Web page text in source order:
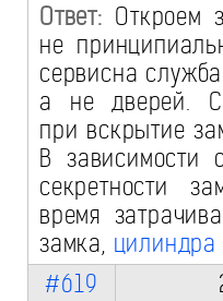
Ответ: Откроем
не
сервисна
а не дверей.
при вскрытие
В зависимости
секретности
время
замка, цилиндра
#619